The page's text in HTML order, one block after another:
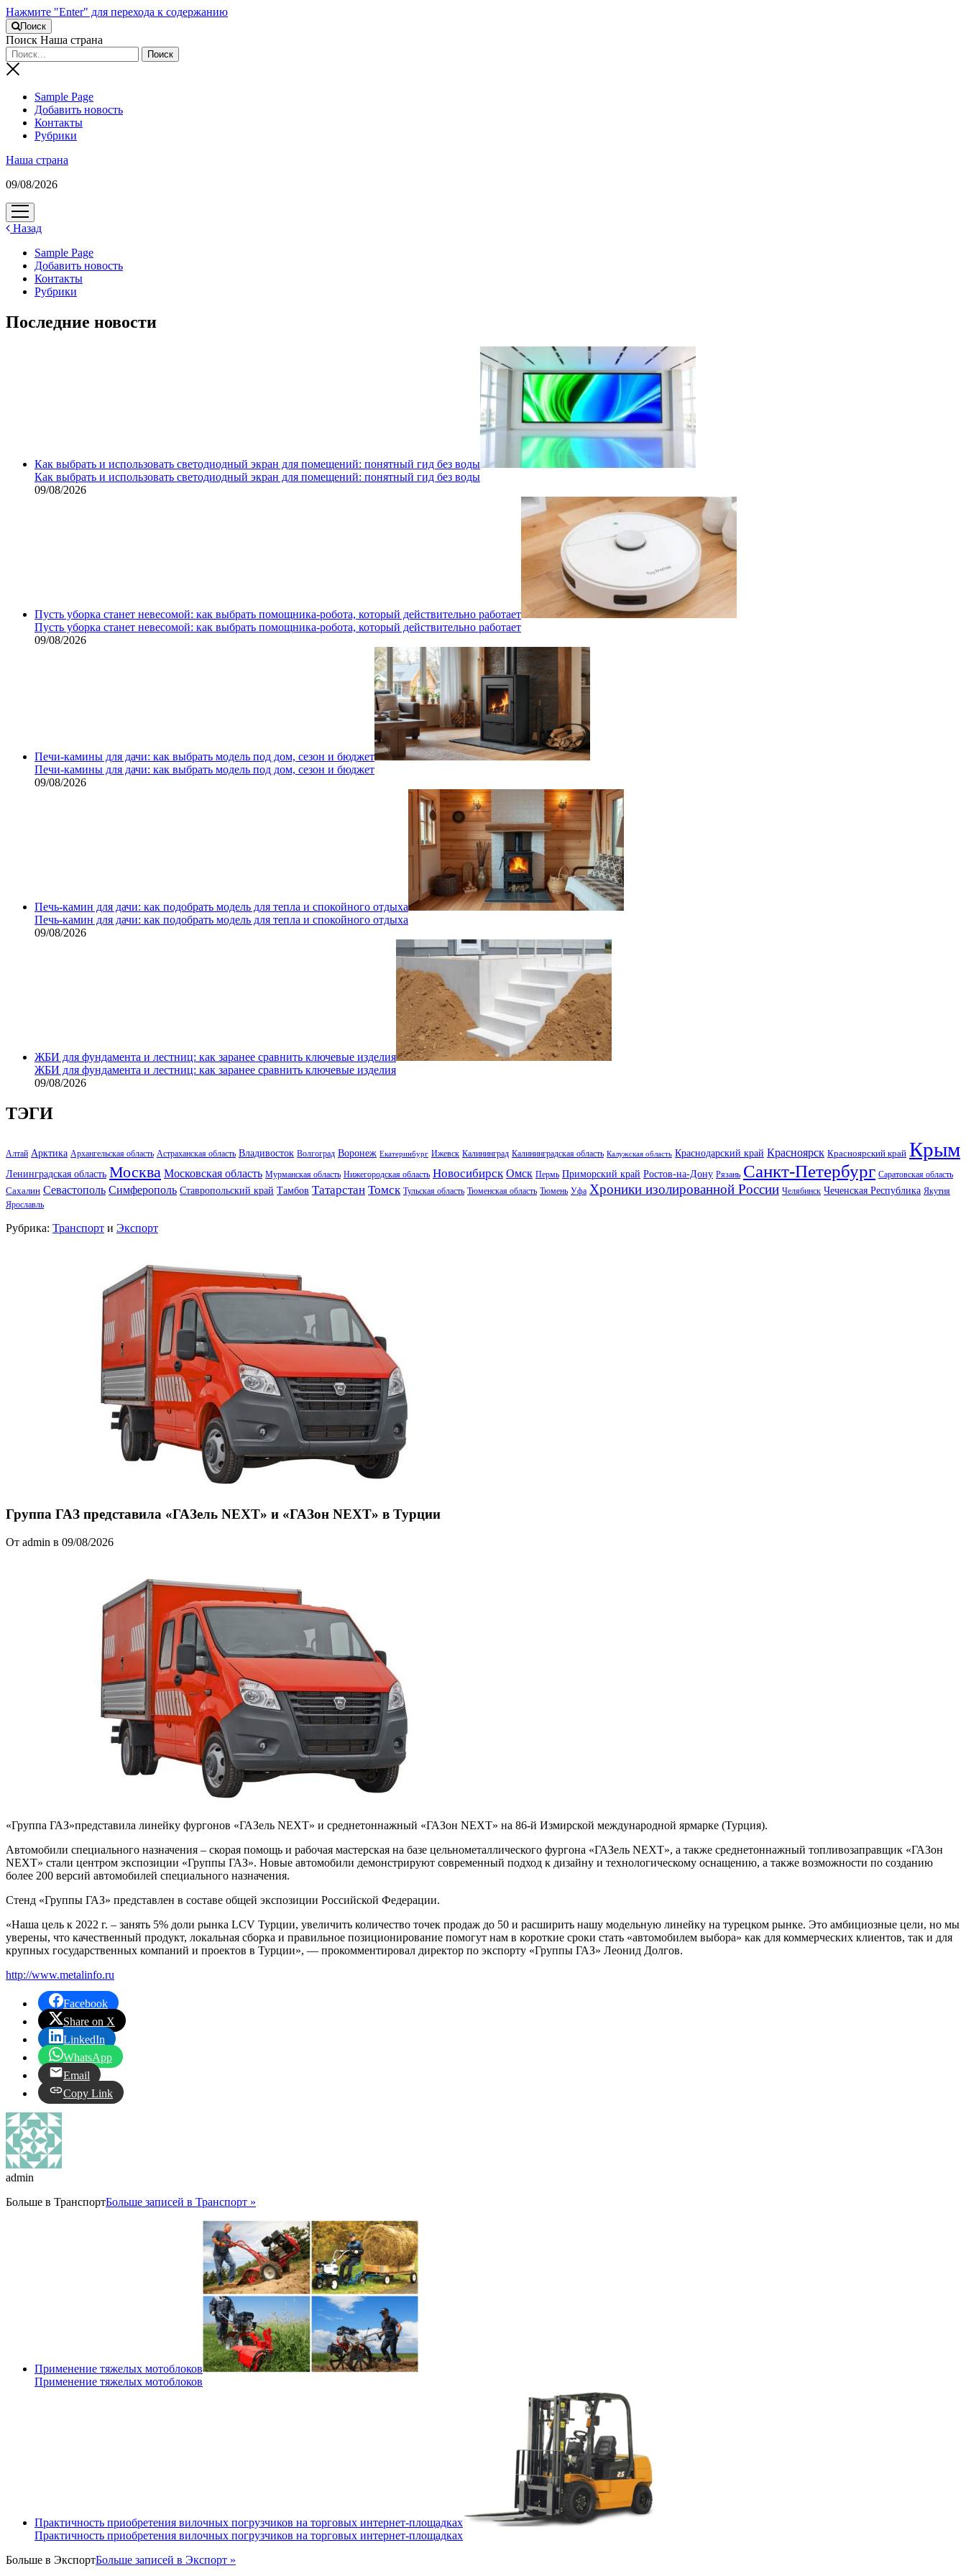
Нажмите "Enter" для перехода к содержанию
Поиск
Поиск Наша страна
Sample Page
Добавить новость
Контакты
Рубрики
Наша страна
09/08/2026
открыть
меню
Назад
Sample Page
Добавить новость
Контакты
Рубрики
Последние новости
Как выбрать и использовать светодиодный экран для помещений: понятный гид без воды
Как выбрать и использовать светодиодный экран для помещений: понятный гид без воды
09/08/2026
Пусть уборка станет невесомой: как выбрать помощника‑робота, который действительно работает
Пусть уборка станет невесомой: как выбрать помощника‑робота, который действительно работает
09/08/2026
Печи-камины для дачи: как выбрать модель под дом, сезон и бюджет
Печи-камины для дачи: как выбрать модель под дом, сезон и бюджет
09/08/2026
Печь-камин для дачи: как подобрать модель для тепла и спокойного отдыха
Печь-камин для дачи: как подобрать модель для тепла и спокойного отдыха
09/08/2026
ЖБИ для фундамента и лестниц: как заранее сравнить ключевые изделия
ЖБИ для фундамента и лестниц: как заранее сравнить ключевые изделия
09/08/2026
ТЭГИ
Алтай Арктика Архангельская область Астраханская область Владивосток Волгоград Воронеж Екатеринбург Ижевск Калининград Калининградская область Калужская область Краснодарский край Красноярск Красноярский край Крым
Ленинградская область Москва Московская область Мурманская область Нижегородская область Новосибирск Омск Пермь Приморский край Ростов-на-Дону Рязань Санкт-Петербург Саратовская область
Сахалин Севастополь Симферополь Ставропольский край Тамбов Татарстан Томск Тульская область Тюменская область Тюмень Уфа Хроники изолированной России Челябинск Чеченская Республика Якутия
Ярославль
Рубрика: Транспорт и Экспорт
Группа ГАЗ представила «ГАЗель NEXT» и «ГАЗон NEXT» в Турции
От admin в 09/08/2026
«Группа ГАЗ»представила линейку фургонов «ГАЗель NEXT» и среднетоннажный «ГАЗон NEXT» на 86-й Измирской международной ярмарке (Турция).
Автомобили специального назначения – скорая помощь и рабочая мастерская на базе цельнометаллического фургона «ГАЗель NEXT», а также среднетоннажный топливозаправщик «ГАЗон
NEXT» стали центром экспозиции «Группы ГАЗ». Новые автомобили демонстрируют современный подход к дизайну и технологическому оснащению, а также возможности по созданию
более 200 версий автомобилей специального назначения.
Стенд «Группы ГАЗ» представлен в составе общей экспозиции Российской Федерации.
«Наша цель к 2022 г. – занять 5% доли рынка LCV Турции, увеличить количество точек продаж до 50 и расширить нашу модельную линейку на турецком рынке. Это амбициозные цели, но мы
уверены, что качественный продукт, локальная сборка и правильное позиционирование помогут нам в короткие сроки стать «автомобилем выбора» как для коммерческих клиентов, так и для
крупных государственных компаний и проектов в Турции», — прокомментировал директор по экспорту «Группы ГАЗ» Леонид Долгов.
http://www.metalinfo.ru
Facebook
Share on X
LinkedIn
WhatsApp
Email
Copy Link
admin
Больше в ТранспортБольше записей в Транспорт »
Применение тяжелых мотоблоков
Применение тяжелых мотоблоков
Практичность приобретения вилочных погрузчиков на торговых интернет-площадках
Практичность приобретения вилочных погрузчиков на торговых интернет-площадках
Больше в ЭкспортБольше записей в Экспорт »